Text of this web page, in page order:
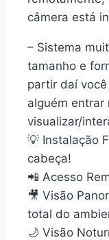
câmera está
– Sistema
tamanho e
partir daí
alguém entrar
visualizar/
💡 Instalação
cabeça!
📲 Acesso
🎥 Visão
total do
🌙 Visão